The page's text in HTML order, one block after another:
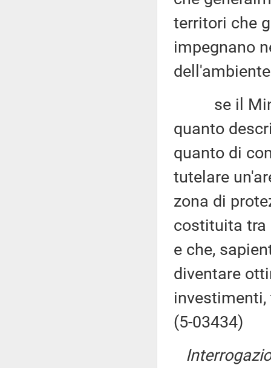
territori che
impegnano
se il
quanto
quanto di
tutelare
zona di
costituita tra
e che,
diventare
(5-03434)